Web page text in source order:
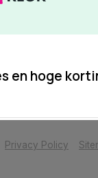
en hoge
Privacy Policy
            Wij slaan cookies op om onze website te verbeteren. Is dat akkoord?